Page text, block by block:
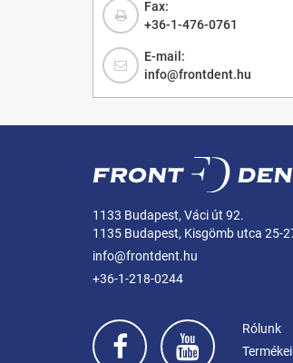
Fax:
+36-1-476-0761
E-mail:
info@frontdent.hu
1133 Budapest, Váci út 92.
1135 Budapest, Kisgömb utca 25-
info@frontdent.hu
+36-1-218-0244
Rólunk